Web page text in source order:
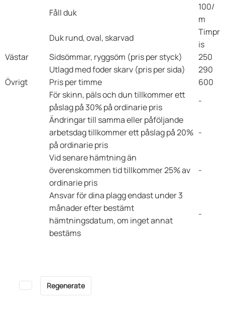
Fåll duk
100/
m
Duk rund, oval, skarvad
Timpr
is
Västar
Sidsömmar, ryggsöm (pris per styck)
250
Utlagd med foder skarv (pris per sida)
290
Övrigt
Pris per timme
600
För skinn, päls och dun tillkommer ett
påslag på 30% på ordinarie pris
-
Ändringar till samma eller påföljande
arbetsdag tillkommer ett påslag på 20%
på ordinarie pris
-
Vid senare hämtning än
överenskommen tid tillkommer 25% av
ordinarie pris
-
Ansvar för dina plagg endast under 3
månader efter bestämt
hämtningsdatum, om inget annat
bestäms
-
Regenerate